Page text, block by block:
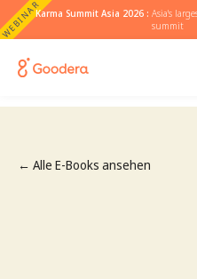
WEBINARKarma Summit Asia 2026 :Asia's
summit
← Alle E-Books ansehen